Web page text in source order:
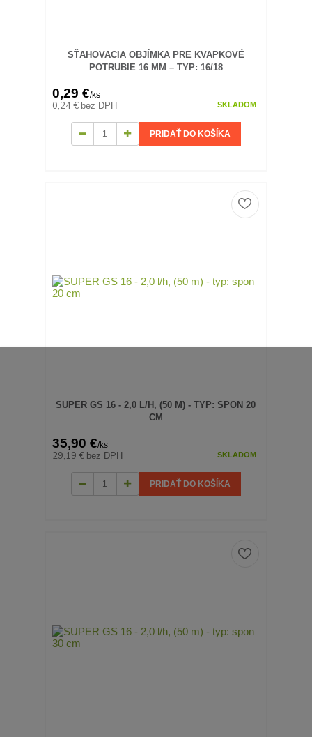
SŤAHOVACIA OBJÍMKA PRE KVAPKOVÉ
POTRUBIE 16 MM – TYP: 16/18
0,29 €/ks
0,24 € bez DPH SKLADOM
PRIDAŤ DO KOŠÍKA
SUPER GS 16 - 2,0 L/H, (50 M) - TYP: SPON 20
CM
35,90 €/ks
29,19 € bez DPH SKLADOM
PRIDAŤ DO KOŠÍKA